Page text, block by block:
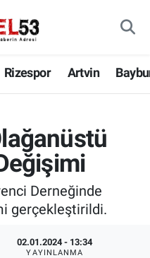
Rizespor Artvin
Derneğinde
gerçekleştirildi.
02.01.2024 - 13:34
YAYINLANMA